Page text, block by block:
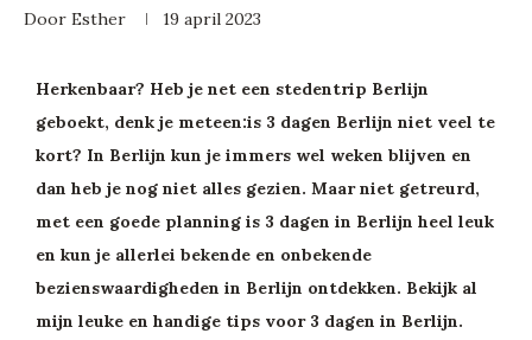
Door Esther 19 april 2023
Herkenbaar? Heb je net een stedentrip Berlijn
geboekt, denk je meteen:is 3 dagen Berlijn niet veel te
kort? In Berlijn kun je immers wel weken blijven en
dan heb je nog niet alles gezien. Maar niet getreurd,
met een goede planning is 3 dagen in Berlijn heel leuk
en kun je allerlei bekende en onbekende
bezienswaardigheden in Berlijn ontdekken. Bekijk al
mijn leuke en handige tips voor 3 dagen in Berlijn.